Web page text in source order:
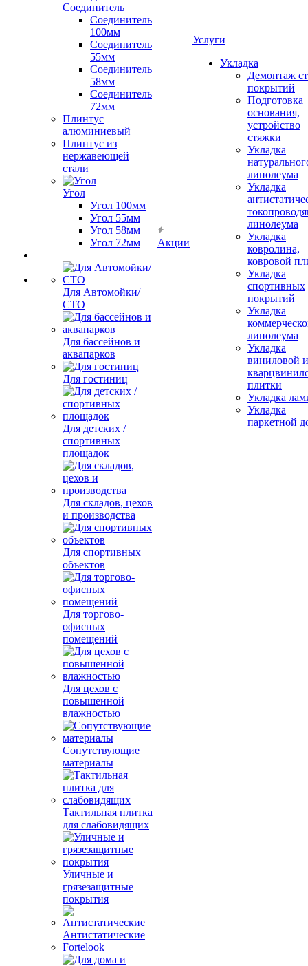
Соединитель
Соединитель
100мм
Соединитель
55мм
Соединитель
58мм
Соединитель
72мм
Плинтус
алюминиевый
Плинтус из
нержавеющей
стали
Угол
Угол 100мм
Угол 55мм
Угол 58мм
Угол 72мм
Для Автомойки/
СТО
Для бассейнов и
аквапарков
Для гостиниц
Для детских /
спортивных
площадок
Для складов, цехов
и производства
Для спортивных
объектов
Для торгово-
офисных
помещений
Для цехов с
повышенной
влажностью
Сопутствующие
материалы
Тактильная плитка
для слабовидящих
Уличные и
грязезащитные
покрытия
Антистатические
Fortelook
Акции
Услуги
Укладка
Демонтаж
покрытий
Подготовка
основания,
устройство
стяжки
Укладка
линолеума
Укладка
линолеума
Укладка
ковролина,
ковровой
Укладка
спортивных
покрытий
Укладка
линолеума
Укладка
виниловой и
плитки
Укладка
Укладка
паркетной